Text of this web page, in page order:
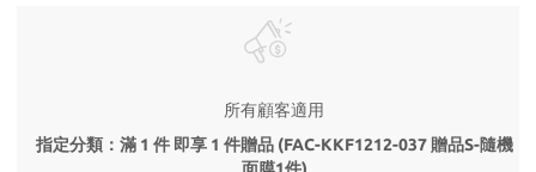
所有顧客適用
指定分類：滿 1 件 即享 1 件贈品 (FAC-KKF1212-037 贈品S-隨機